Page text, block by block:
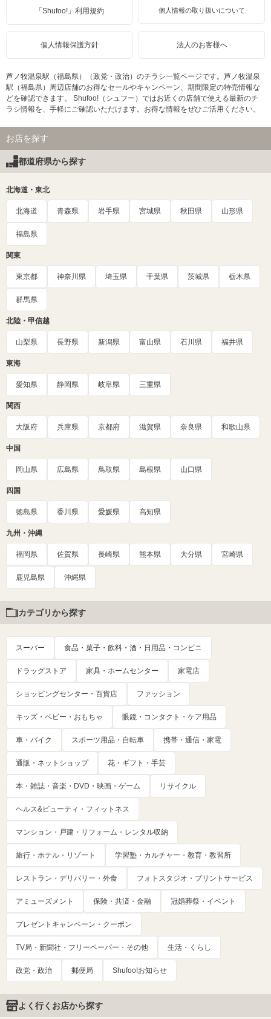
「Shufoo!」利用規約 個人情報の取り扱いについて
個人情報保護方針 法人のお客様へ
芦ノ牧温泉駅（福島県）（政党・政治）のチラシ一覧ページです。芦ノ牧温泉
駅（福島県）周辺店舗のお得なセールやキャンペーン、期間限定の特売情報な
どを確認できます。 Shufoo!（シュフー）ではお近くの店舗で使える最新のチ
ラシ情報を、手軽にご確認いただけます。お得な情報をぜひご活用ください。
お店を探す
都道府県から探す
北海道・東北
北海道 青森県 岩手県 宮城県 秋田県 山形県
福島県
関東
東京都 神奈川県 埼玉県 千葉県 茨城県 栃木県
群馬県
北陸・甲信越
山梨県 長野県 新潟県 富山県 石川県 福井県
東海
愛知県 静岡県 岐阜県 三重県
関西
大阪府 兵庫県 京都府 滋賀県 奈良県 和歌山県
中国
岡山県 広島県 鳥取県 島根県 山口県
四国
徳島県 香川県 愛媛県 高知県
九州・沖縄
福岡県 佐賀県 長崎県 熊本県 大分県 宮崎県
鹿児島県 沖縄県
カテゴリから探す
スーパー 食品・菓子・飲料・酒・日用品・コンビニ
ドラッグストア 家具・ホームセンター 家電店
ショッピングセンター・百貨店 ファッション
キッズ・ベビー・おもちゃ 眼鏡・コンタクト・ケア用品
車・バイク スポーツ用品・自転車 携帯・通信・家電
通販・ネットショップ 花・ギフト・手芸
本・雑誌・音楽・DVD・映画・ゲーム リサイクル
ヘルス&ビューティ・フィットネス
マンション・戸建・リフォーム・レンタル収納
旅行・ホテル・リゾート 学習塾・カルチャー・教育・教習所
レストラン・デリバリー・外食 フォトスタジオ・プリントサービス
アミューズメント 保険・共済・金融 冠婚葬祭・イベント
プレゼントキャンペーン・クーポン
TV局・新聞社・フリーペーパー・その他 生活・くらし
政党・政治 郵便局 Shufoo!お知らせ
よく行くお店から探す